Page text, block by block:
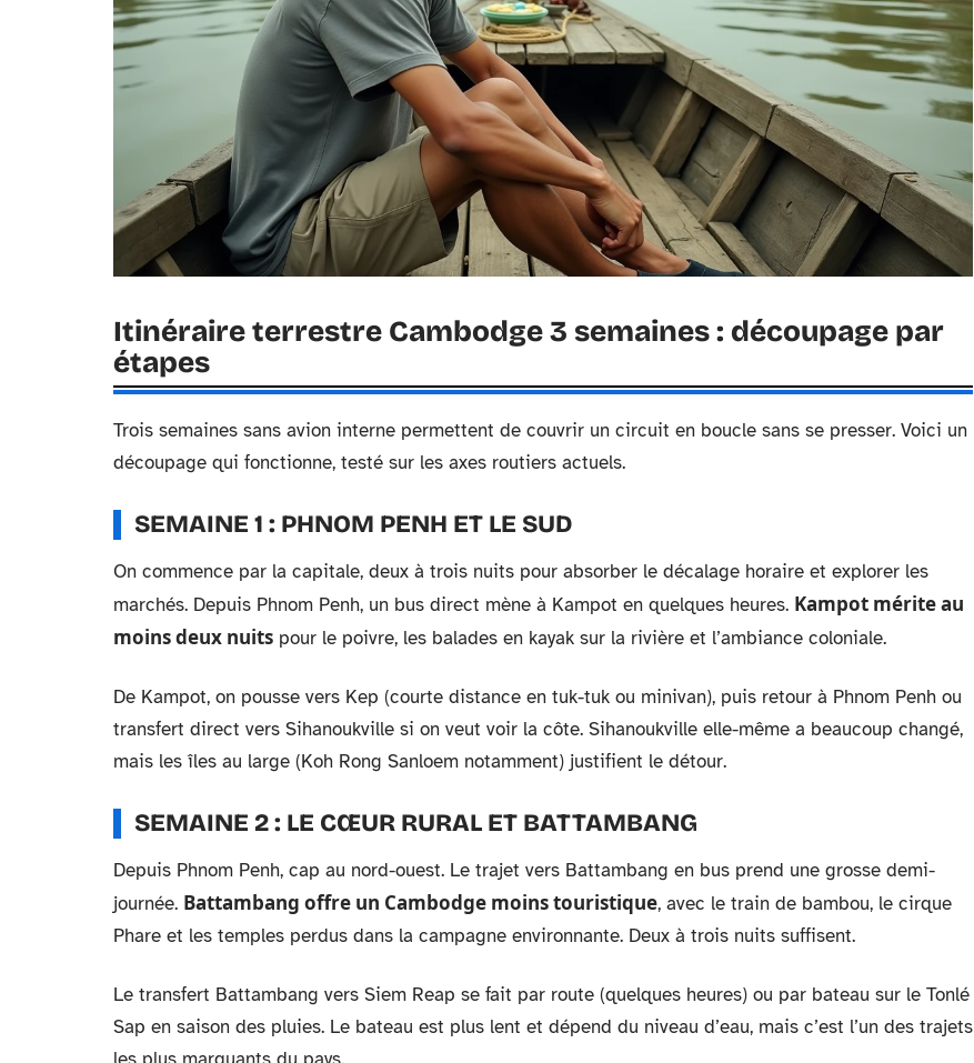
Itinéraire terrestre Cambodge 3 semaines : découpage par
étapes
Trois semaines sans avion interne permettent de couvrir un circuit en boucle sans se presser. Voici un
découpage qui fonctionne, testé sur les axes routiers actuels.
SEMAINE 1 : PHNOM PENH ET LE SUD
On commence par la capitale, deux à trois nuits pour absorber le décalage horaire et explorer les
marchés. Depuis Phnom Penh, un bus direct mène à Kampot en quelques heures. Kampot mérite au
moins deux nuits pour le poivre, les balades en kayak sur la rivière et l’ambiance coloniale.
De Kampot, on pousse vers Kep (courte distance en tuk-tuk ou minivan), puis retour à Phnom Penh ou
transfert direct vers Sihanoukville si on veut voir la côte. Sihanoukville elle-même a beaucoup changé,
mais les îles au large (Koh Rong Sanloem notamment) justifient le détour.
SEMAINE 2 : LE CŒUR RURAL ET BATTAMBANG
Depuis Phnom Penh, cap au nord-ouest. Le trajet vers Battambang en bus prend une grosse demi-
journée. Battambang offre un Cambodge moins touristique, avec le train de bambou, le cirque
Phare et les temples perdus dans la campagne environnante. Deux à trois nuits suffisent.
Le transfert Battambang vers Siem Reap se fait par route (quelques heures) ou par bateau sur le Tonlé
Sap en saison des pluies. Le bateau est plus lent et dépend du niveau d’eau, mais c’est l’un des trajets